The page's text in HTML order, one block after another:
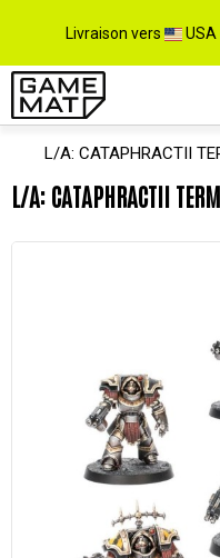
Livraison vers USA
L/A: CATAPHRACTII
L/A: CATAPHRACTII